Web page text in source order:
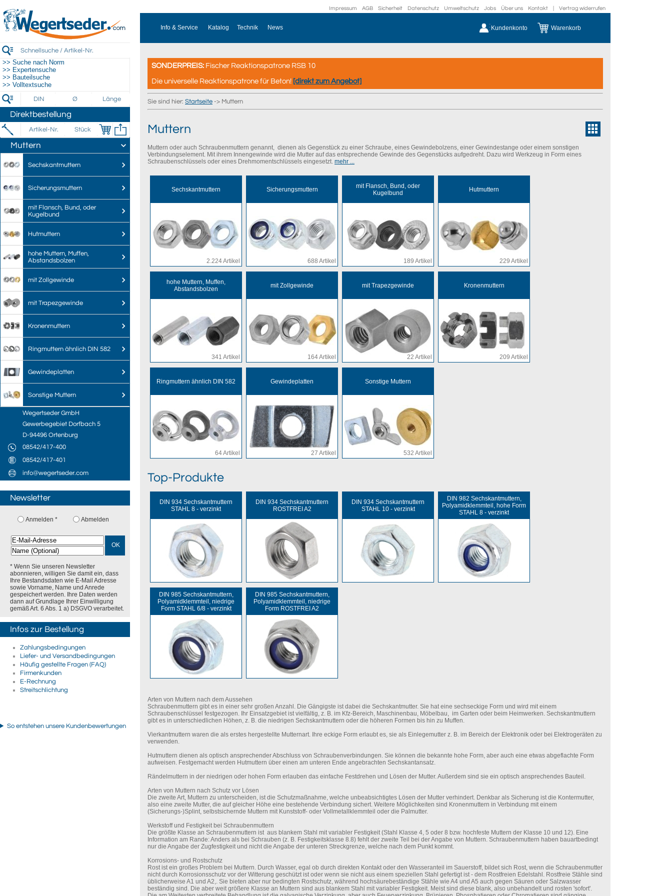
>> Suche nach Norm
>> Expertensuche
>> Bauteilsuche
>> Volltextsuche
Direktbestellung
Muttern
Sechskantmuttern
Sicherungsmuttern
mit Flansch, Bund, oder
Kugelbund
Hutmuttern
hohe Muttern, Muffen,
Abstandsbolzen
mit Zollgewinde
mit Trapezgewinde
Kronenmuttern
Ringmuttern ähnlich DIN 582
Gewindeplatten
Sonstige Muttern
Wegertseder GmbH
Gewerbegebiet Dorfbach 5
D-94496 Ortenburg
08542/417-400
08542/417-401
info@wegertseder.com
Newsletter
Anmelden * Abmelden
OK
* Wenn Sie unseren Newsletter
abonnieren, willigen Sie damit ein, dass
Ihre Bestandsdaten wie E-Mail Adresse
sowie Vorname, Name und Anrede
gespeichert werden. Ihre Daten werden
dann auf Grundlage Ihrer Einwilligung
gemäß Art. 6 Abs. 1 a) DSGVO verarbeitet.
Infos zur Bestellung
Zahlungsbedingungen
Liefer- und Versandbedingungen
Häufig gestellte Fragen (FAQ)
Firmenkunden
E-Rechnung
Streitschlichtung
Impressum AGB Sicherheit Datenschutz Umweltschutz Jobs Über uns Kontakt Vertrag widerrufen
Info & Service Katalog Technik News Kundenkonto Warenkorb
SONDERPREIS: Fischer Reaktionspatrone RSB 10
Die universelle Reaktionspatrone für Beton! [direkt zum Angebot]
Sie sind hier: Startseite -> Muttern
Muttern
Muttern oder auch Schraubenmuttern genannt, dienen als Gegenstück zu einer Schraube, eines Gewindebolzens, einer Gewindestange oder einem sonstigen
Verbindungselement. Mit ihrem Innengewinde wird die Mutter auf das entsprechende Gewinde des Gegenstücks aufgedreht. Dazu wird Werkzeug in Form eines
Schraubenschlüssels oder eines Drehmomentschlüssels eingesetzt. mehr ...
Sechskantmuttern
2.224 Artikel
Sicherungsmuttern
688 Artikel
mit Flansch, Bund, oder
Kugelbund
189 Artikel
Hutmuttern
229 Artikel
hohe Muttern, Muffen,
Abstandsbolzen
341 Artikel
mit Zollgewinde
164 Artikel
mit Trapezgewinde
22 Artikel
Kronenmuttern
209 Artikel
Ringmuttern ähnlich DIN 582
64 Artikel
Gewindeplatten
27 Artikel
Sonstige Muttern
532 Artikel
Top-Produkte
DIN 934 Sechskantmuttern
STAHL 8 - verzinkt
DIN 934 Sechskantmuttern
ROSTFREI A2
DIN 934 Sechskantmuttern
STAHL 10 - verzinkt
DIN 982 Sechskantmuttern,
Polyamidklemmteil, hohe Form
STAHL 8 - verzinkt
DIN 985 Sechskantmuttern,
Polyamidklemmteil, niedrige
Form STAHL 6/8 - verzinkt
DIN 985 Sechskantmuttern,
Polyamidklemmteil, niedrige
Form ROSTFREI A2
Arten von Muttern nach dem Aussehen
Schraubenmuttern gibt es in einer sehr großen Anzahl. Die Gängigste ist dabei die Sechskantmutter. Sie hat eine sechseckige Form und wird mit einem
Schraubenschlüssel festgezogen. Ihr Einsatzgebiet ist vielfältig, z. B. im Kfz-Bereich, Maschinenbau, Möbelbau, im Garten oder beim Heimwerken. Sechskantmuttern
gibt es in unterschiedlichen Höhen, z. B. die niedrigen Sechskantmuttern oder die höheren Formen bis hin zu Muffen.
Vierkantmuttern waren die als erstes hergestellte Mutternart. Ihre eckige Form erlaubt es, sie als Einlegemutter z. B. im Bereich der Elektronik oder bei Elektrogeräten zu
verwenden.
Hutmuttern dienen als optisch ansprechender Abschluss von Schraubenverbindungen. Sie können die bekannte hohe Form, aber auch eine etwas abgeflachte Form
aufweisen. Festgemacht werden Hutmuttern über einen am unteren Ende angebrachten Sechskantansatz.
Rändelmuttern in der niedrigen oder hohen Form erlauben das einfache Festdrehen und Lösen der Mutter. Außerdem sind sie ein optisch ansprechendes Bauteil.
Arten von Muttern nach Schutz vor Lösen
Die zweite Art, Muttern zu unterscheiden, ist die Schutzmaßnahme, welche unbeabsichtigtes Lösen der Mutter verhindert. Denkbar als Sicherung ist die Kontermutter,
also eine zweite Mutter, die auf gleicher Höhe eine bestehende Verbindung sichert. Weitere Möglichkeiten sind Kronenmuttern in Verbindung mit einem
(Sicherungs-)Splint, selbstsichernde Muttern mit Kunststoff- oder Vollmetallklemmteil oder die Palmutter.
Werkstoff und Festigkeit bei Schraubenmuttern
Die größte Klasse an Schraubenmuttern ist aus blankem Stahl mit variabler Festigkeit (Stahl Klasse 4, 5 oder 8 bzw. hochfeste Muttern der Klasse 10 und 12). Eine
Information am Rande: Anders als bei Schrauben (z. B. Festigkeitsklasse 8.8) fehlt der zweite Teil bei der Angabe von Muttern. Schraubenmuttern haben bauartbedingt
nur die Angabe der Zugfestigkeit und nicht die Angabe der unteren Streckgrenze, welche nach dem Punkt kommt.
Korrosions- und Rostschutz
Rost ist ein großes Problem bei Muttern. Durch Wasser, egal ob durch direkten Kontakt oder den Wasseranteil im Sauerstoff, bildet sich Rost, wenn die Schraubenmutter
nicht durch Korrosionsschutz vor der Witterung geschützt ist oder wenn sie nicht aus einem speziellen Stahl gefertigt ist - dem Rostfreien Edelstahl. Rostfreie Stähle sind
üblicherweise A1 und A2,. Sie bieten aber nur bedingten Rostschutz, während hochsäurebeständige Stähle wie A4 und A5 auch gegen Säuren oder Salzwasser
beständig sind. Die aber weit größere Klasse an Muttern sind aus blankem Stahl mit variabler Festigkeit. Meist sind diese blank, also unbehandelt und rosten 'sofort'.
So entstehen unsere Kundenbewertungen